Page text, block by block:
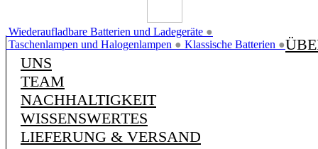
Wiederaufladbare Batterien und Ladegeräte ●
Taschenlampen und Halogenlampen ● Klassische Batterien ●
UNS
TEAM
NACHHALTIGKEIT
WISSENSWERTES
LIEFERUNG & VERSAND